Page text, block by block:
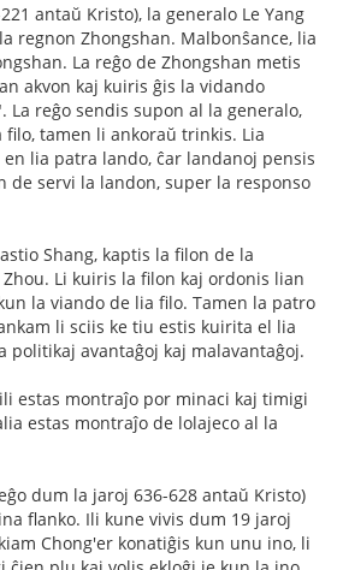
antaŭ Kristo), la generalo Le Yang
regnon Zhongshan. Malbonŝance, lia
La reĝo de Zhongshan metis
akvon kaj kuiris ĝis la vidando
La reĝo sendis supon al la generalo,
filo, tamen li ankoraŭ trinkis. Lia
lia patra lando, ĉar landanoj pensis
de servi la landon, super la responso
Shang, kaptis la filon de la
Li kuiris la filon kaj ordonis lian
la viando de lia filo. Tamen la patro
li sciis ke tiu estis kuirita el lia
politikaj avantaĝoj kaj malavantaĝoj.
estas montraĵo por minaci kaj timigi
estas montraĵo de lolajeco al la
dum la jaroj 636-628 antaŭ Kristo)
flanko. Ili kune vivis dum 19 jaroj
Chong'er konatiĝis kun unu ino, li